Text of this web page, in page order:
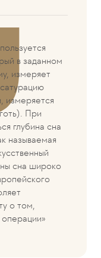
в заданном
измеряет
измеряется
При
глубина сна
называемая
сна широко
о том,
операции»